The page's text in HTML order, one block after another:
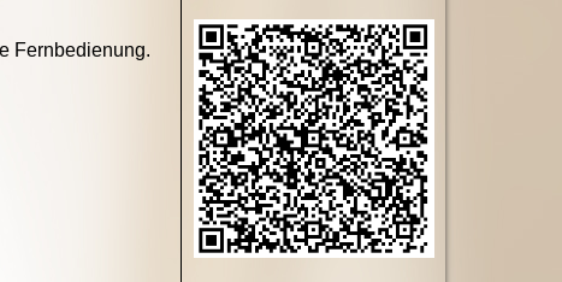
Fernbedienung.